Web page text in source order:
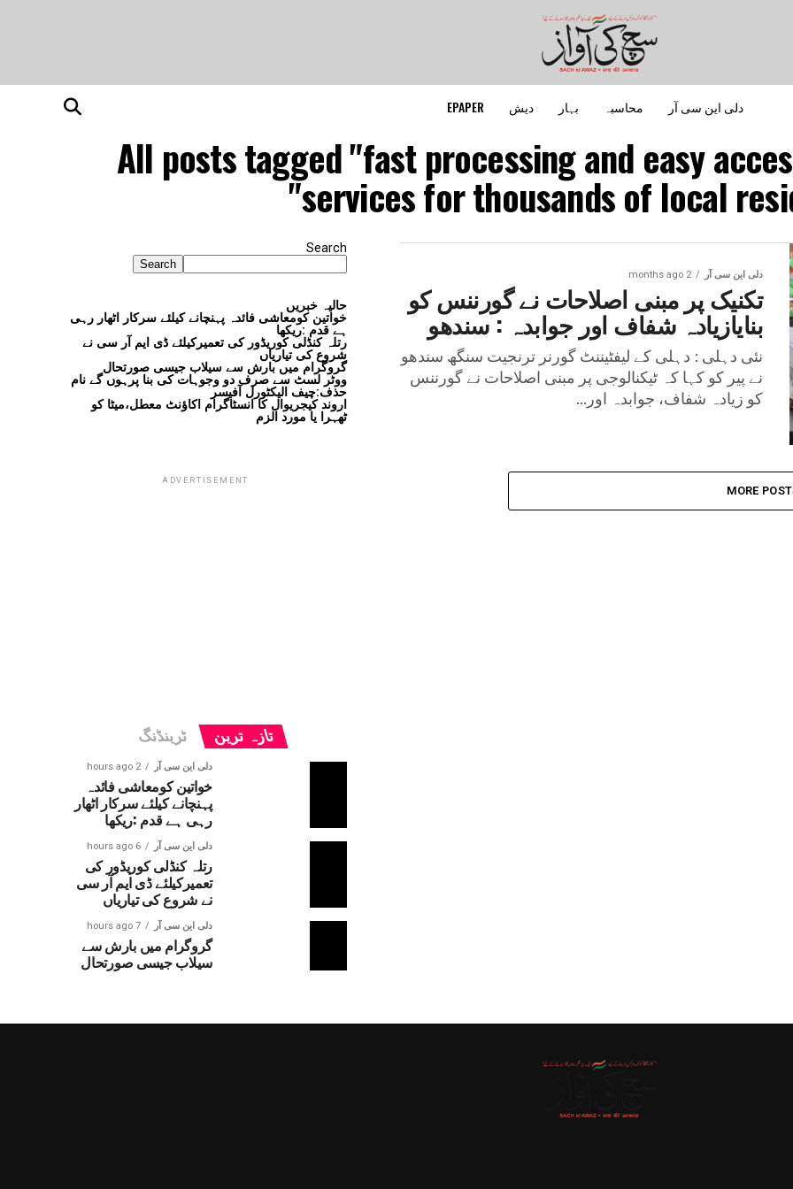
دلی این سی آر محاسبہ بہار دیش EPAPER
All posts tagged "fast processing and easy
services for thousands of local
دلی این سی آر 2 months ago
تکنیک پر مبنی اصلاحات نے گورننس کو
بنایازیادہ شفاف اور جوابدہ : سندھو
نئی دہلی : دہلی کے لیفٹیننٹ گورنر ترنجیت سنگھ سندھو
نے پیر کو کہا کہ ٹیکنالوجی پر مبنی اصلاحات نے گورننس
کو زیادہ شفاف، جوابدہ اور...
MORE
Search
Search
حالیہ خبریں
خواتین کومعاشی فائدہ پہنچانے کیلئے سرکار اٹھار رہی
ہے قدم :ریکھا
رتلہ کنڈلی کوریڈور کی تعمیرکیلئے ڈی ایم آر سی نے
شروع کی تیاریاں
گروگرام میں بارش سے سیلاب جیسی صورتحال
ووٹر لسٹ سے صرف دو وجوہات کی بنا پرہوں گے نام
حذف:چیف الیکٹورل آفیسر
اروند کیجریوال کا انسٹاگرام اکاؤنٹ معطل،میٹا کو
ٹھہرا یا مورد الزم
ADVERTISEMENT
تازہ ترین ٹرینڈنگ
دلی این سی آر 2 hours ago
خواتین کومعاشی فائدہ
پہنچانے کیلئے سرکار اٹھار
رہی ہے قدم :ریکھا
دلی این سی آر 6 hours ago
رتلہ کنڈلی کوریڈور کی
تعمیرکیلئے ڈی ایم آر سی
نے شروع کی تیاریاں
دلی این سی آر 7 hours ago
گروگرام میں بارش سے
سیلاب جیسی صورتحال